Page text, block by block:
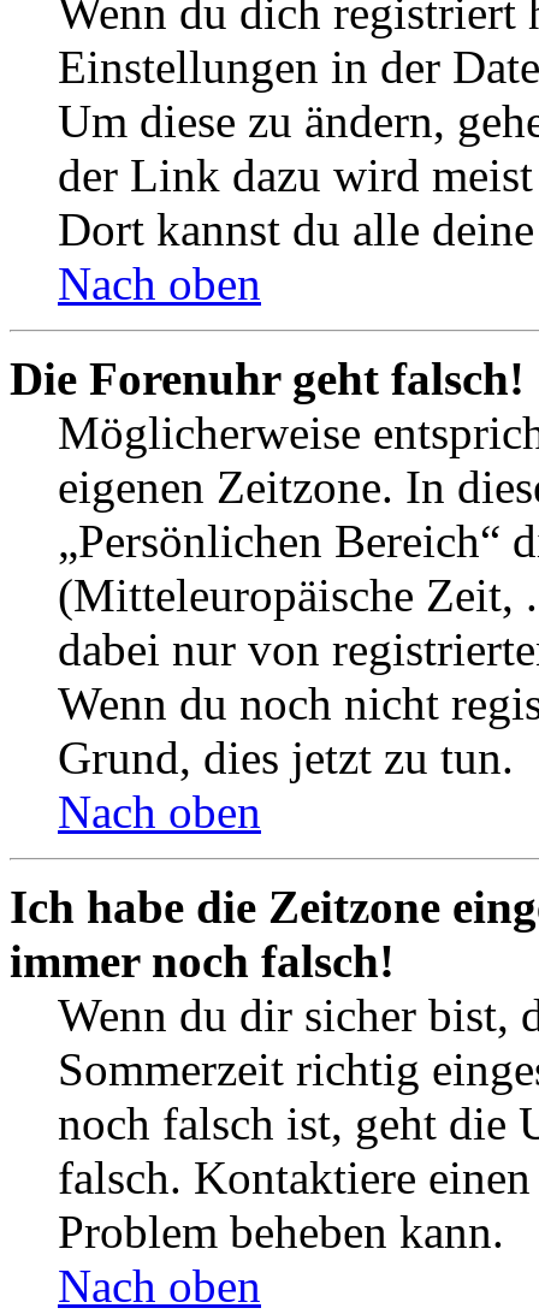
Wenn du dich registriert
Einstellungen in der
Um diese zu ändern,
der Link dazu wird
Dort kannst du alle
Nach oben
Die Forenuhr geht falsch!
Möglicherweise
eigenen Zeitzone. In
„Persönlichen Bereich“
(Mitteleuropäische Zeit,
dabei nur von
Wenn du noch nicht
Grund, dies jetzt zu tun.
Nach oben
Ich habe die Zeitzone
immer noch falsch!
Wenn du dir sicher bist,
Sommerzeit richtig
noch falsch ist, geht die
falsch. Kontaktiere
Problem beheben kann.
Nach oben